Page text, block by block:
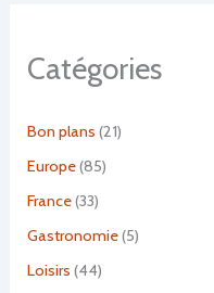
Catégories
Bon plans (21)
Europe(85)
France(33)
Gastronomie(5)
Loisirs (44)